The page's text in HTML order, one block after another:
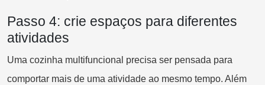
Passo 4: crie espaços para diferentes
atividades
Uma cozinha multifuncional precisa ser pensada para
comportar mais de uma atividade ao mesmo tempo. Além